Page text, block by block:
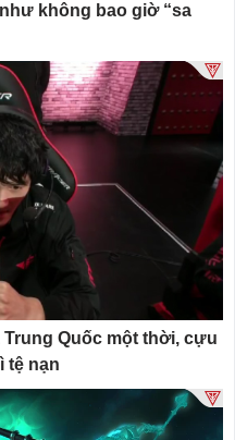
không bao giờ “sa
Quốc một thời, cựu
tệ nạn